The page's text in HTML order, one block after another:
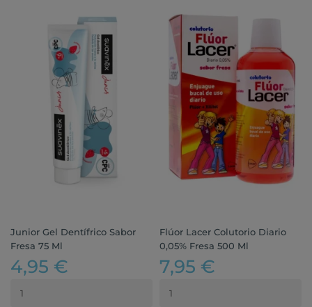
Junior Gel Dentífrico Sabor
Fresa 75 Ml
4,95 €
Flúor Lacer Colutorio Diario
0,05% Fresa 500 Ml
7,95 €